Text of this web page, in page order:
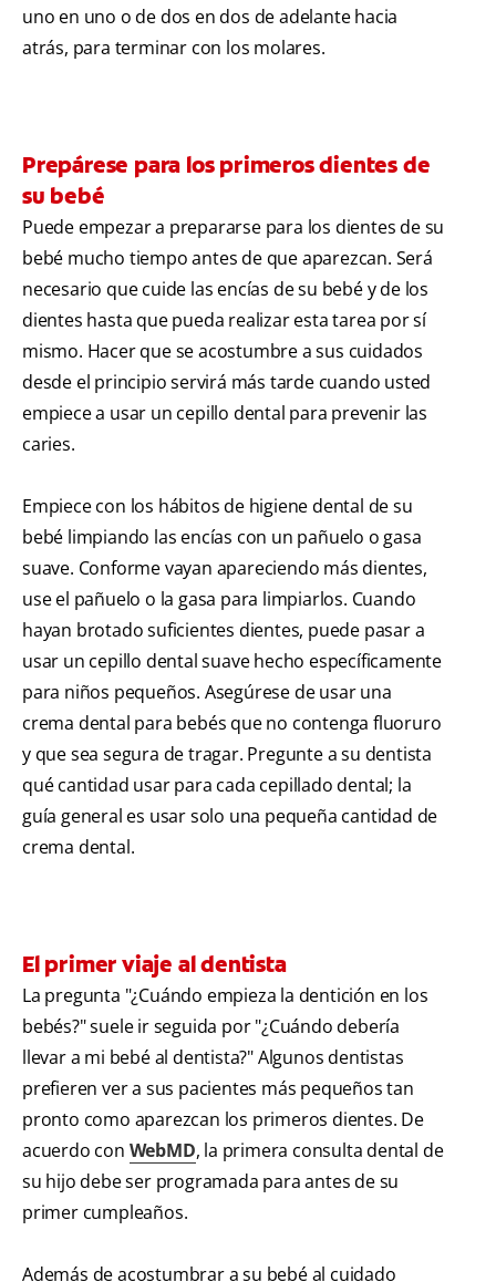
uno en uno o de dos en dos de adelante hacia
atrás, para terminar con los molares.
Prepárese para los primeros dientes de
su bebé
Puede empezar a prepararse para los dientes de su
bebé mucho tiempo antes de que aparezcan. Será
necesario que cuide las encías de su bebé y de los
dientes hasta que pueda realizar esta tarea por sí
mismo. Hacer que se acostumbre a sus cuidados
desde el principio servirá más tarde cuando usted
empiece a usar un cepillo dental para prevenir las
caries.
Empiece con los hábitos de higiene dental de su
bebé limpiando las encías con un pañuelo o gasa
suave. Conforme vayan apareciendo más dientes,
use el pañuelo o la gasa para limpiarlos. Cuando
hayan brotado suficientes dientes, puede pasar a
usar un cepillo dental suave hecho específicamente
para niños pequeños. Asegúrese de usar una
crema dental para bebés que no contenga fluoruro
y que sea segura de tragar. Pregunte a su dentista
qué cantidad usar para cada cepillado dental; la
guía general es usar solo una pequeña cantidad de
crema dental.
El primer viaje al dentista
La pregunta "¿Cuándo empieza la dentición en los
bebés?" suele ir seguida por "¿Cuándo debería
llevar a mi bebé al dentista?" Algunos dentistas
prefieren ver a sus pacientes más pequeños tan
pronto como aparezcan los primeros dientes. De
acuerdo con WebMD, la primera consulta dental de
su hijo debe ser programada para antes de su
primer cumpleaños.
Además de acostumbrar a su bebé al cuidado